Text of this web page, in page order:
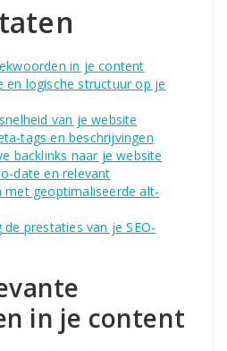
in je content
en logische structuur op je
van je website
tags en beschrijvingen
backlinks naar je website
date en relevant
met geoptimaliseerde alt-
prestaties van je SEO-
in je content